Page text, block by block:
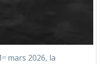
mars 2026, la